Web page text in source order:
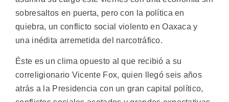
sobresaltos en puerta, pero con la política en
quiebra, un conflicto social violento en Oaxaca y
una inédita arremetida del narcotráfico.
Éste es un clima opuesto al que recibió a su
correligionario Vicente Fox, quien llegó seis años
atrás a la Presidencia con un gran capital político,